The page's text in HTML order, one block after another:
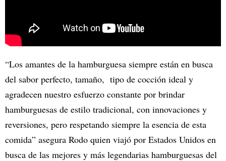
“Los amantes de la hamburguesa siempre están en busca
del sabor perfecto, tamaño, tipo de cocción ideal y
agradecen nuestro esfuerzo constante por brindar
hamburguesas de estilo tradicional, con innovaciones y
reversiones, pero respetando siempre la esencia de esta
comida” asegura Rodo quien viajó por Estados Unidos en
busca de las mejores y más legendarias hamburguesas del